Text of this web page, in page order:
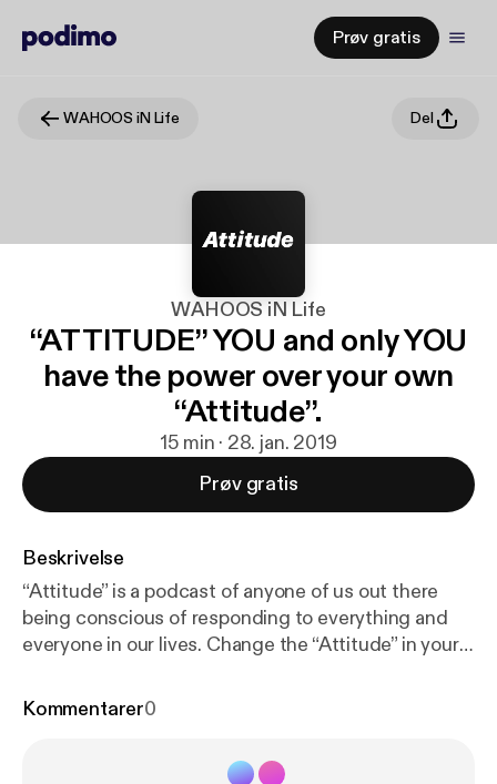
Prøv gratis
WAHOOS iN Life Del
WAHOOS iN Life
“ATTITUDE” YOU and only YOU
have the power over your own
“Attitude”.
15 min · 28. jan. 2019
Prøv gratis
Beskrivelse
“Attitude” is a podcast of anyone of us out there
being conscious of responding to everything and
everyone in our lives. Change the “Attitude” in your
only YOU have the power over your own “Attitude”.
Kommentarer0